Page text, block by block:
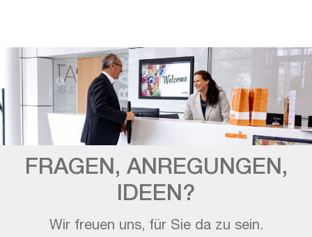
FRAGEN, ANREGUNGEN,
IDEEN?
Wir freuen uns, für Sie da zu sein.